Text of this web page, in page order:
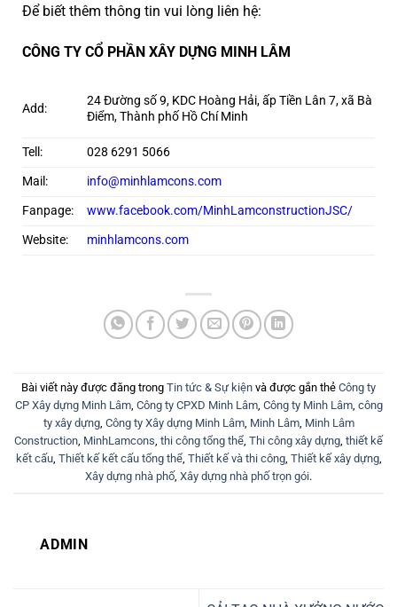
Để biết thêm thông tin vui lòng liên hệ:
CÔNG TY CỔ PHẦN XÂY DỰNG MINH LÂM
Add:
24 Đường số 9, KDC Hoàng Hải, ấp Tiền Lân 7, xã Bà
Điểm, Thành phố Hồ Chí Minh
Tell:
028 6291 5066
Mail:
info@minhlamcons.com
Fanpage:
www.facebook.com/MinhLamconstructionJSC/
Website:
minhlamcons.com
Bài viết này được đăng trong Tin tức & Sự kiện và được gắn thẻ Công ty
CP Xây dựng Minh Lâm, Công ty CPXD Minh Lâm, Công ty Minh Lâm, công
ty xây dựng, Công ty Xây dựng Minh Lâm, Minh Lâm, Minh Lâm
Construction MinhLamcons thi công tổng thể Thi công xây dựng thiết kế
kết cấu, Thiết kế kết cấu tổng thể, Thiết kế và thi công, Thiết kế xây dựng,
Xây dựng nhà phố Xây dựng nhà phố trọn gói.
ADMIN